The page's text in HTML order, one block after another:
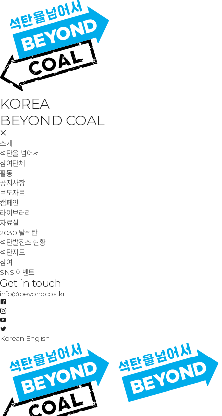
KOREA
BEYOND COAL
소개
석탄을 넘어서
참여단체
활동
공지사항
보도자료
캠페인
라이브러리
자료실
2030 탈석탄
석탄발전소 현황
석탄지도
참여
SNS 이벤트
Get in touch
info@beyondcoal.kr
Korean English